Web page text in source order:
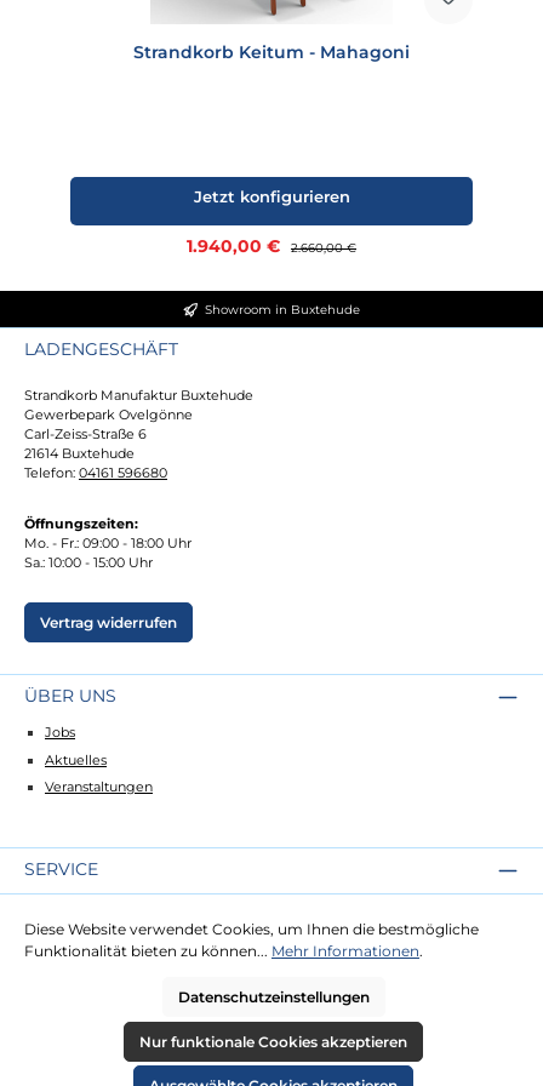
Strandkorb Keitum - Mahagoni
Verkaufspreis:
1.940,00 € Regulärer Preis:
2.660,00 €
Jetzt konfigurieren
Showroom in Buxtehude
LADENGESCHÄFT
Strandkorb Manufaktur Buxtehude
Gewerbepark Ovelgönne
Carl-Zeiss-Straße 6
21614 Buxtehude
Telefon: 04161 596680
Öffnungszeiten:
Mo. - Fr.: 09:00 - 18:00 Uhr
Sa.: 10:00 - 15:00 Uhr
Vertrag widerrufen
ÜBER UNS
Jobs
Aktuelles
Veranstaltungen
SERVICE
Lieferung
Zahlung
RECHTLICHES
Diese Website verwendet Cookies, um Ihnen die bestmögliche
Funktionalität bieten zu können... Mehr Informationen.
Datenschutzeinstellungen
Nur funktionale Cookies akzeptieren